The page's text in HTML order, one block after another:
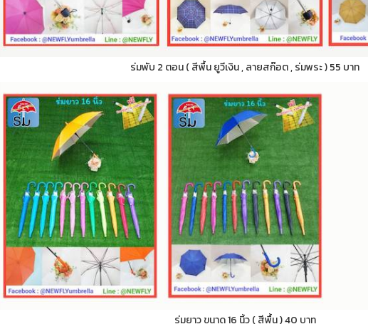
ร่มพับ 2 ตอน ( สีพื้น ยูวีเงิน , ลายสก๊อต , ร่มพระ ) 55 บาท
ร่มยาว ขนาด 16 นิ้ว ( สีพื้น ) 40 บาท